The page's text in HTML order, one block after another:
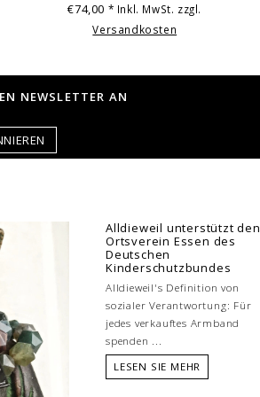
€74,00 * Inkl. MwSt. zzgl.
Versandkosten
NEWSLETTER AN
Alldieweil unterstützt den
Ortsverein Essen des
Deutschen
Kinderschutzbundes
Alldieweil's Definition von
sozialer Verantwortung: Für
jedes verkauftes Armband
spenden ...
LESEN SIE MEHR